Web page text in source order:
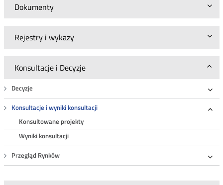
Dokumenty
Rejestry i wykazy
Konsultacje i Decyzje
Decyzje
Konsultacje i wyniki konsultacji
Konsultowane projekty
Wyniki konsultacji
Przegląd Rynków